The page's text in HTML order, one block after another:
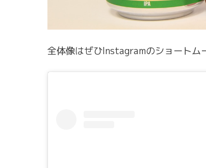
全体像はぜひInstagramのショートム